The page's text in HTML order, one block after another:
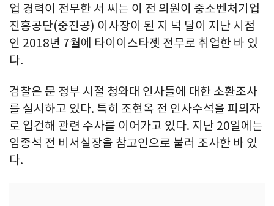
업 경력이 전무한 서 씨는 이 전 의원이 중소벤처기업
진흥공단(중진공) 이사장이 된 지 넉 달이 지난 시점
인 2018년 7월에 타이이스타젯 전무로 취업한 바 있
다.
검찰은 문 정부 시절 청와대 인사들에 대한 소환조사
를 실시하고 있다. 특히 조현옥 전 인사수석을 피의자
로 입건해 관련 수사를 이어가고 있다. 지난 20일에는
임종석 전 비서실장을 참고인으로 불러 조사한 바 있
다.